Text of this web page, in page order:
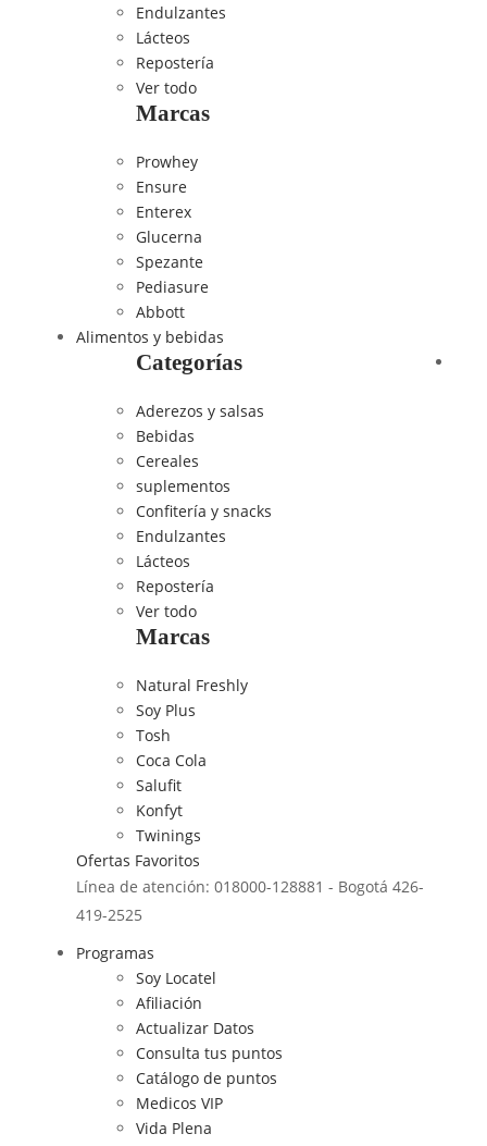
Endulzantes
Lácteos
Repostería
Ver todo
Marcas
Prowhey
Ensure
Enterex
Glucerna
Spezante
Pediasure
Abbott
Alimentos y bebidas
Categorías
Aderezos y salsas
Bebidas
Cereales
suplementos
Confitería y snacks
Endulzantes
Lácteos
Repostería
Ver todo
Marcas
Natural Freshly
Soy Plus
Tosh
Coca Cola
Salufit
Konfyt
Twinings
Ofertas Favoritos
Línea de atención: 018000-128881 - Bogotá 426-
419-2525
Programas
Soy Locatel
Afiliación
Actualizar Datos
Consulta tus puntos
Catálogo de puntos
Medicos VIP
Vida Plena